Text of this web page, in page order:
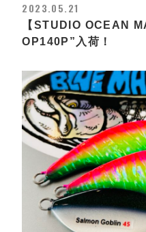
2023.05.21
【STUDIO OCEAN
OP140P”入荷！